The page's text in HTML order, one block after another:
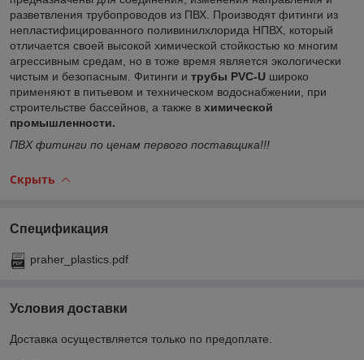
разветвления трубопроводов из ПВХ. Производят фитинги из
непластифицированного поливинилхлорида НПВХ, который
отличается своей высокой химической стойкостью ко многим
агрессивным средам, но в тоже время является экологически
чистым и безопасным. Фитинги и трубы PVC-U широко
применяют в питьевом и техническом водоснабжении, при
строительстве бассейнов, а также в химической
промышленности.
ПВХ фитинги по ценам первого поставщика!!!
Скрыть
Спецификация
praher_plastics.pdf
Условия доставки
Доставка осуществляется только по предоплате.